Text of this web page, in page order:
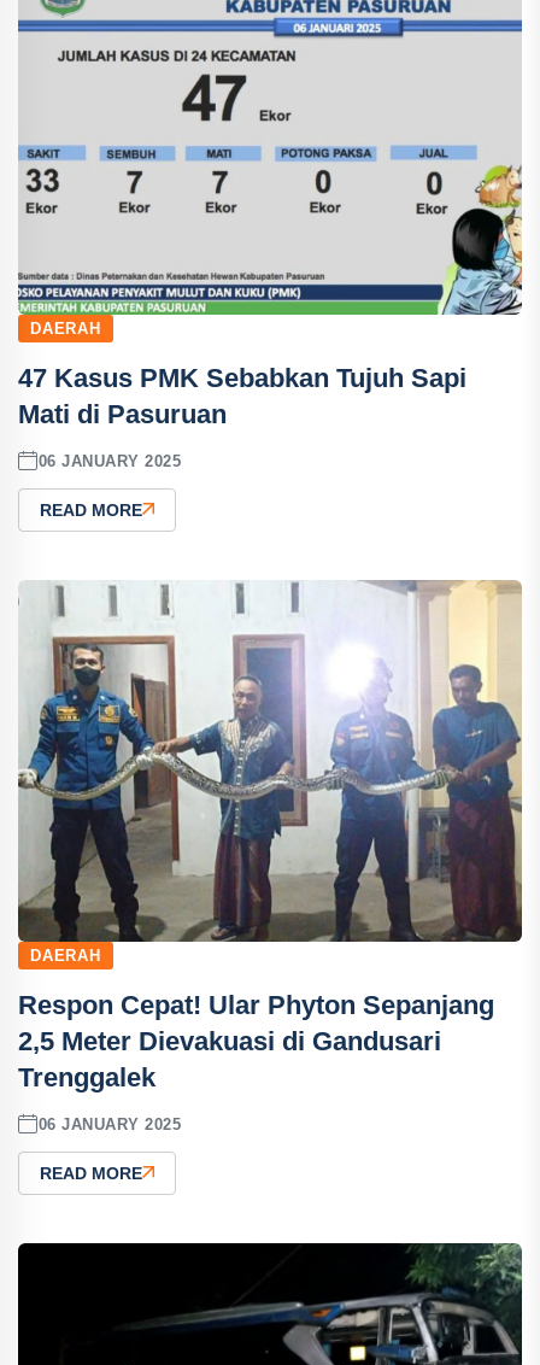
DAERAH
47 Kasus PMK Sebabkan Tujuh Sapi
Mati di Pasuruan
06 JANUARY 2025
READ MORE
DAERAH
Respon Cepat! Ular Phyton Sepanjang
2,5 Meter Dievakuasi di Gandusari
Trenggalek
06 JANUARY 2025
READ MORE